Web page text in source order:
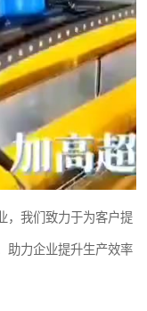
，我们致力于为客户提
助力企业提升生产效率